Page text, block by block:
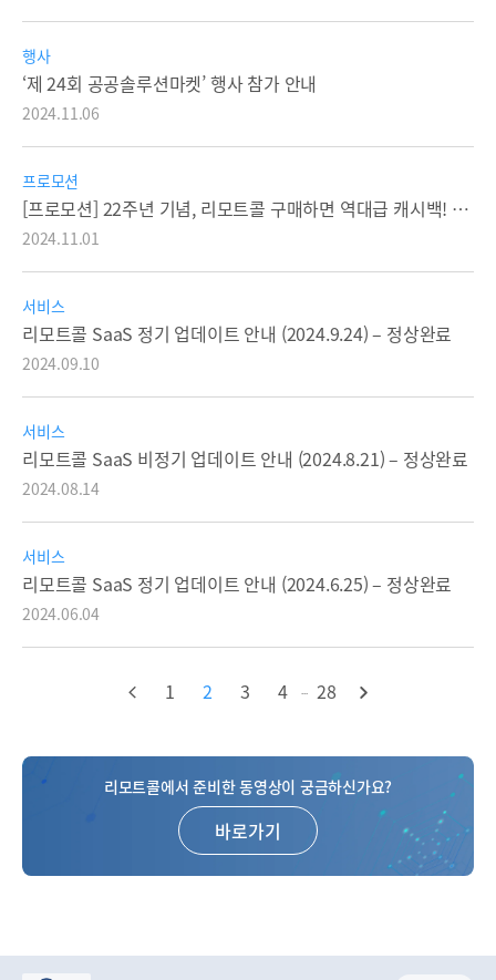
행사
‘제 24회 공공솔루션마켓’ 행사 참가 안내
2024.11.06
프로모션
[프로모션] 22주년 기념, 리모트콜 구매하면 역대급 캐시백! (종료)
2024.11.01
서비스
리모트콜 SaaS 정기 업데이트 안내 (2024.9.24) – 정상완료
2024.09.10
서비스
리모트콜 SaaS 비정기 업데이트 안내 (2024.8.21) – 정상완료
2024.08.14
서비스
리모트콜 SaaS 정기 업데이트 안내 (2024.6.25) – 정상완료
2024.06.04
1 2 3 4 ... 28
리모트콜에서 준비한 동영상이 궁금하신가요?
바로가기